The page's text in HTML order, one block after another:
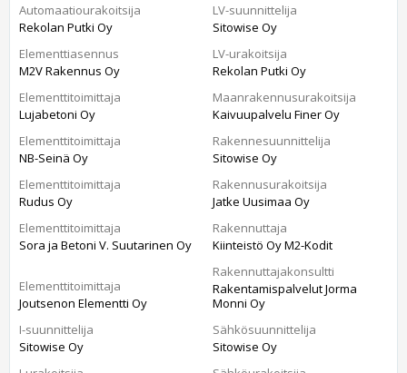
Automaatiourakoitsija
Rekolan Putki Oy
Elementtiasennus
M2V Rakennus Oy
Elementtitoimittaja
Lujabetoni Oy
Elementtitoimittaja
NB-Seinä Oy
Elementtitoimittaja
Rudus Oy
Elementtitoimittaja
Sora ja Betoni V. Suutarinen Oy
Elementtitoimittaja
Joutsenon Elementti Oy
I-suunnittelija
Sitowise Oy
LV-suunnittelija
Sitowise Oy
LV-urakoitsija
Rekolan Putki Oy
Maanrakennusurakoitsija
Kaivuupalvelu Finer Oy
Rakennesuunnittelija
Sitowise Oy
Rakennusurakoitsija
Jatke Uusimaa Oy
Rakennuttaja
Kiinteistö Oy M2-Kodit
Rakennuttajakonsultti
Rakentamispalvelut Jorma
Monni Oy
Sähkösuunnittelija
Sitowise Oy